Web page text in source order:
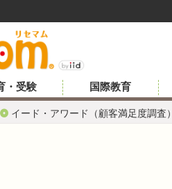
イード・アワード（顧客満足度調査）
・受験 国際教育